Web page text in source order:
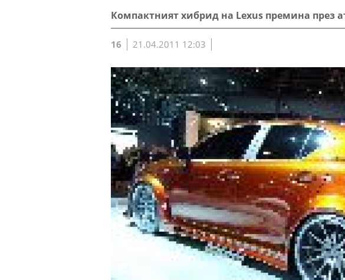
Компактният хибрид на Lexus премина през
16 21.04.2011 12:03